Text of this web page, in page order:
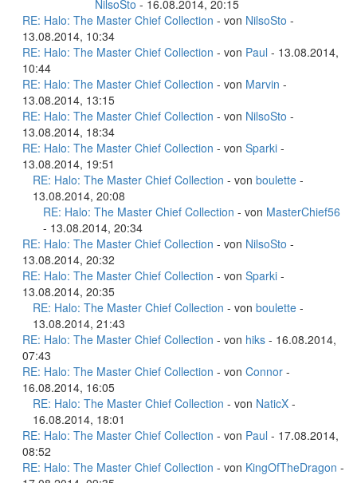
NilsoSto - 16.08.2014, 20:15
RE: Halo: The Master Chief Collection - von NilsoSto -
13.08.2014, 10:34
RE: Halo: The Master Chief Collection - von Paul - 13.08.2014,
10:44
RE: Halo: The Master Chief Collection - von Marvin -
13.08.2014, 13:15
RE: Halo: The Master Chief Collection - von NilsoSto -
13.08.2014, 18:34
RE: Halo: The Master Chief Collection - von Sparki -
13.08.2014, 19:51
RE: Halo: The Master Chief Collection - von boulette -
13.08.2014, 20:08
RE: Halo: The Master Chief Collection - von MasterChief56
- 13.08.2014, 20:34
RE: Halo: The Master Chief Collection - von NilsoSto -
13.08.2014, 20:32
RE: Halo: The Master Chief Collection - von Sparki -
13.08.2014, 20:35
RE: Halo: The Master Chief Collection - von boulette -
13.08.2014, 21:43
RE: Halo: The Master Chief Collection - von hiks - 16.08.2014,
07:43
RE: Halo: The Master Chief Collection - von Connor -
16.08.2014, 16:05
RE: Halo: The Master Chief Collection - von NaticX -
16.08.2014, 18:01
RE: Halo: The Master Chief Collection - von Paul - 17.08.2014,
08:52
RE: Halo: The Master Chief Collection - von KingOfTheDragon -